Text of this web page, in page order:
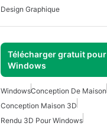
Design Graphique
Télécharger gratuit pour
Windows
WindowsConception De Maison
Conception Maison 3D
Rendu 3D Pour Windows